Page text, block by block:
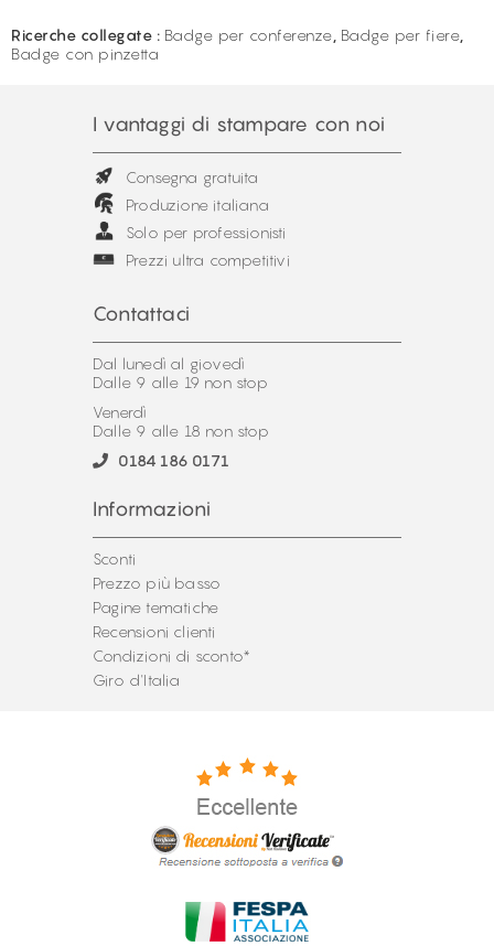
Ricerche collegate : Badge per conferenze Badge per fiere
Badge con pinzetta
I vantaggi di stampare con noi
Consegna gratuita
Produzione italiana
Solo per professionisti
Prezzi ultra competitivi
Contattaci
Dal lunedì al giovedì
Dalle 9 alle 19 non stop
Venerdì
Dalle 9 alle 18 non stop
0184 186 0171
Informazioni
Sconti
Prezzo più basso
Pagine tematiche
Recensioni clienti
Condizioni di sconto*
Giro d'Italia